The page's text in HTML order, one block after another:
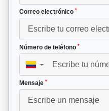
Correo electrónico *
Número de teléfono *
▼
Mensaje *